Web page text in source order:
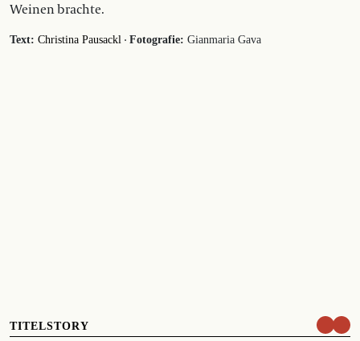
Weinen brachte.
Text: Christina Pausackl · Fotografie: Gianmaria Gava
TITELSTORY